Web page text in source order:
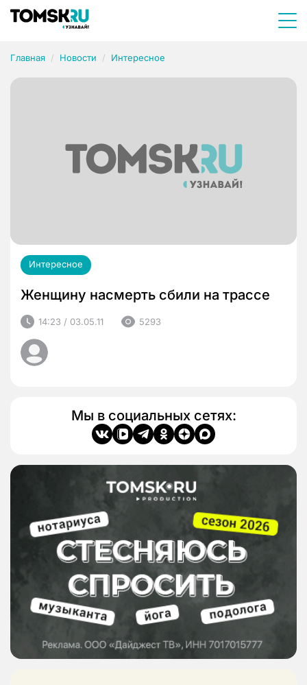
Главная Новости Интересное
Интересное
Женщину насмерть сбили на трассе
14:23 / 03.05.11 5293
Мы в социальных сетях: